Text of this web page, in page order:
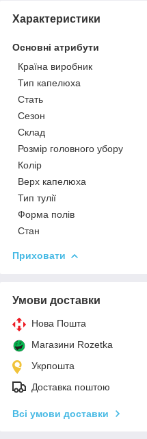
Характеристики
Основні атрибути
Країна виробник
Тип капелюха
Стать
Сезон
Склад
Розмір головного убору
Колір
Верх капелюха
Тип тулії
Форма полів
Стан
Приховати
Умови доставки
Нова Пошта
Магазини Rozetka
Укрпошта
Доставка поштою
Всі умови доставки